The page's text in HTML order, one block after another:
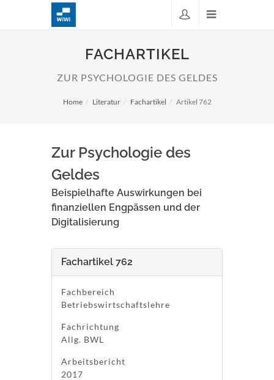
FACHARTIKEL
ZUR PSYCHOLOGIE DES GELDES
Home Literatur Fachartikel Artikel 762
Zur Psychologie des
Geldes
Beispielhafte Auswirkungen bei
finanziellen Engpässen und der
Digitalisierung
Fachartikel 762
Fachbereich
Betriebswirtschaftslehre
Fachrichtung
Allg. BWL
Arbeitsbericht
2017